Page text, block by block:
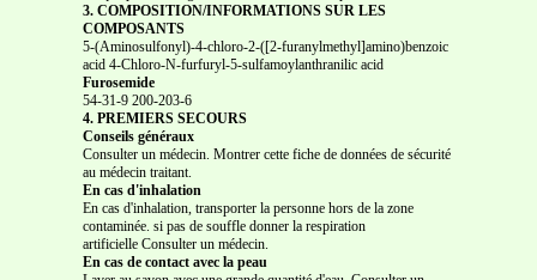
3. COMPOSITION/INFORMATIONS SUR LES
COMPOSANTS
5-(Aminosulfonyl)-4-chloro-2-([2-furanylmethyl]amino)benzoic
acid 4-Chloro-N-furfuryl-5-sulfamoylanthranilic acid
Furosemide
54-31-9 200-203-6
4. PREMIERS SECOURS
Conseils généraux
Consulter un médecin. Montrer cette fiche de données de sécurité
au médecin traitant.
En cas d'inhalation
En cas d'inhalation, transporter la personne hors de la zone
contaminée. si pas de souffle donner la respiration
artificielle Consulter un médecin.
En cas de contact avec la peau